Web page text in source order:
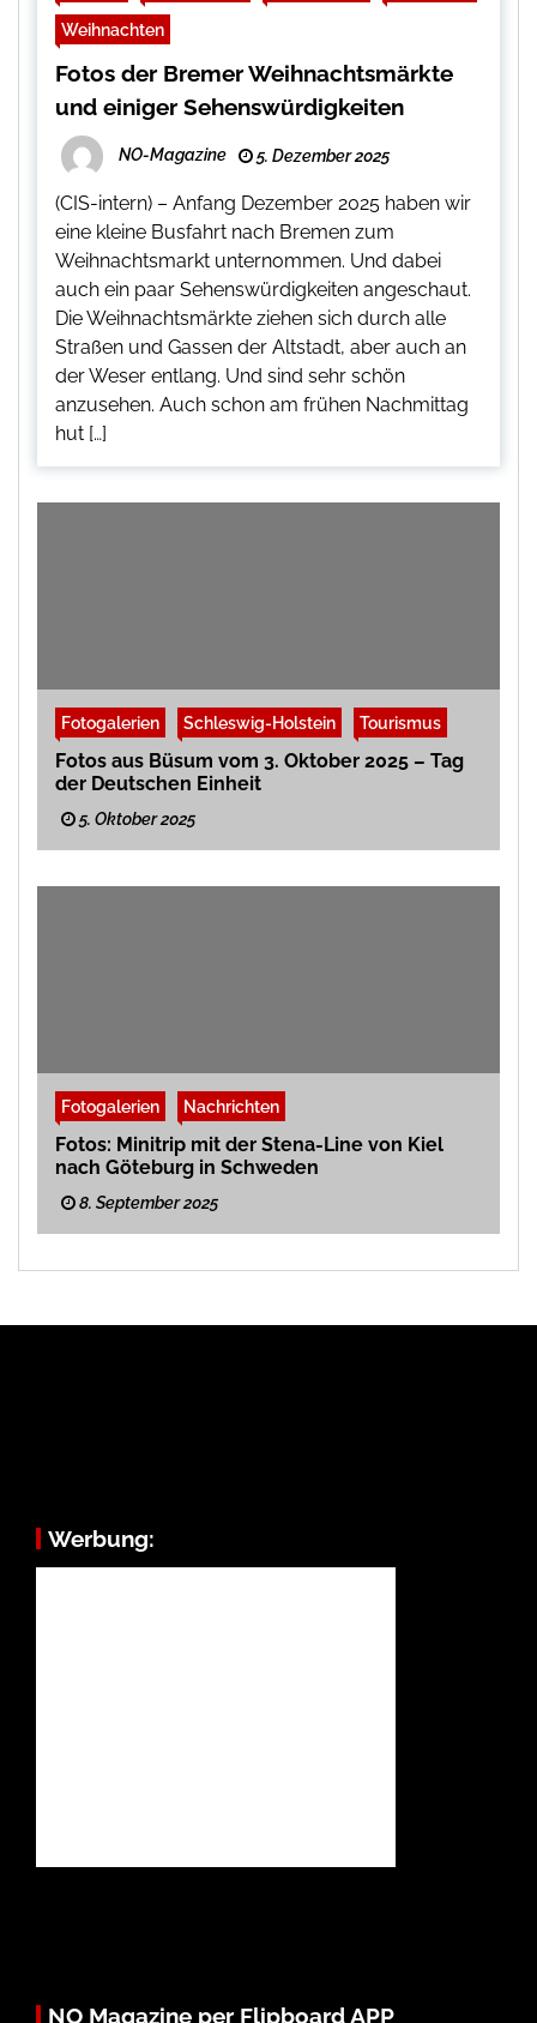
Weihnachten
Fotos der Bremer Weihnachtsmärkte
und einiger Sehenswürdigkeiten
NO-Magazine 5. Dezember 2025
(CIS-intern) – Anfang Dezember 2025 haben wir
eine kleine Busfahrt nach Bremen zum
Weihnachtsmarkt unternommen. Und dabei
auch ein paar Sehenswürdigkeiten angeschaut.
Die Weihnachtsmärkte ziehen sich durch alle
Straßen und Gassen der Altstadt, aber auch an
der Weser entlang. Und sind sehr schön
anzusehen. Auch schon am frühen Nachmittag
hut […]
Fotogalerien Schleswig-Holstein Tourismus
Fotos aus Büsum vom 3. Oktober 2025 – Tag
der Deutschen Einheit
5. Oktober 2025
Fotogalerien Nachrichten
Fotos: Minitrip mit der Stena-Line von Kiel
nach Göteburg in Schweden
8. September 2025
Werbung:
NO Magazine per Flipboard APP